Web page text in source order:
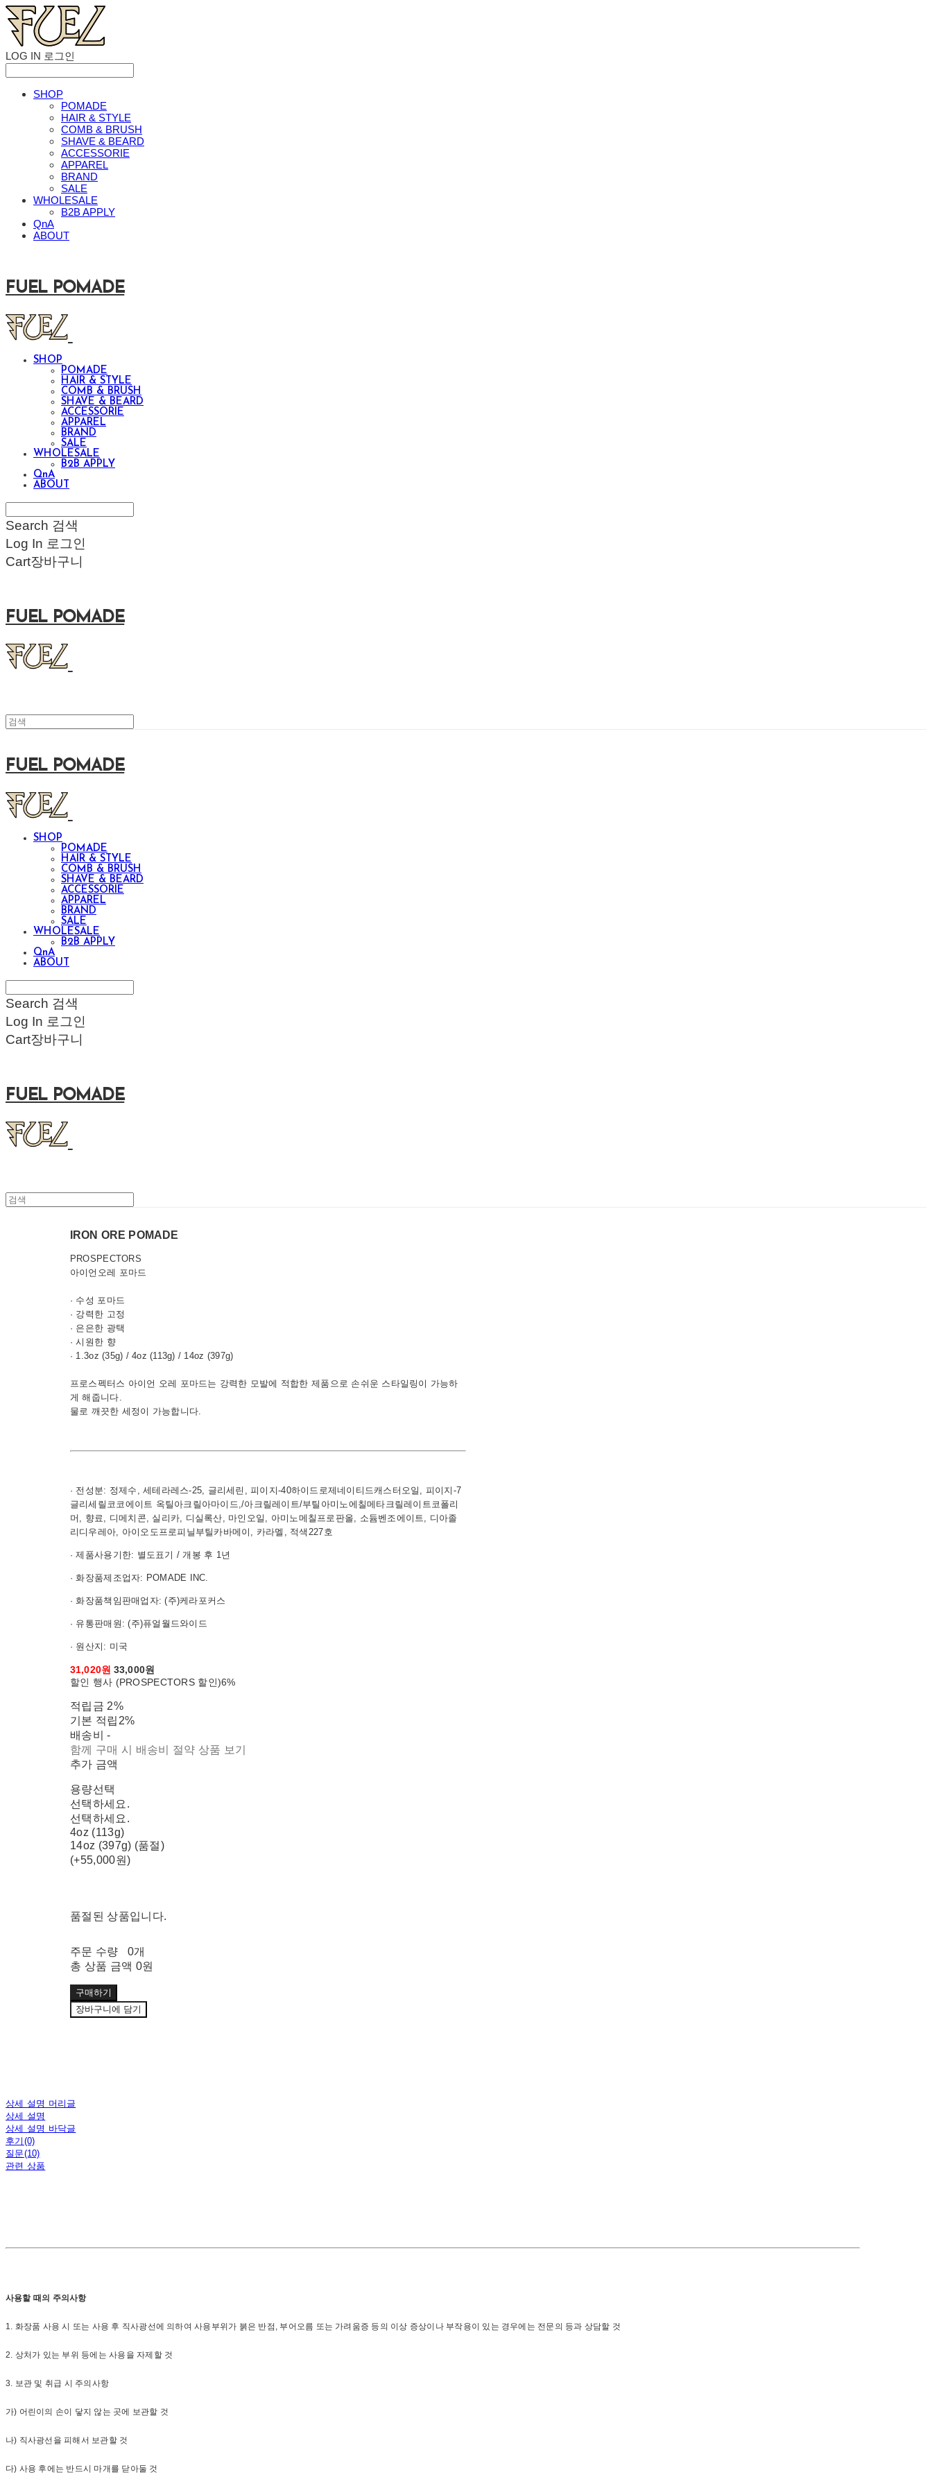
LOG IN 로그인
SHOP
POMADE
HAIR & STYLE
COMB & BRUSH
SHAVE & BEARD
ACCESSORIE
APPAREL
BRAND
SALE
WHOLESALE
B2B APPLY
QnA
ABOUT
FUEL POMADE
SHOP
POMADE
HAIR & STYLE
COMB & BRUSH
SHAVE & BEARD
ACCESSORIE
APPAREL
BRAND
SALE
WHOLESALE
B2B APPLY
QnA
ABOUT
Search 검색
Log In 로그인
Cart장바구니
FUEL POMADE
FUEL POMADE
SHOP
POMADE
HAIR & STYLE
COMB & BRUSH
SHAVE & BEARD
ACCESSORIE
APPAREL
BRAND
SALE
WHOLESALE
B2B APPLY
QnA
ABOUT
Search 검색
Log In 로그인
Cart장바구니
FUEL POMADE
IRON ORE POMADE
PROSPECTORS
아이언오레 포마드
· 수성 포마드
· 강력한 고정
· 은은한 광택
· 시원한 향
· 1.3oz (35g) / 4oz (113g) / 14oz (397g)
프로스펙터스 아이언 오레 포마드는 강력한 모발에 적합한 제품으로 손쉬운 스타일링이 가능하
게 해줍니다.
물로 깨끗한 세정이 가능합니다.
· 전성분: 정제수, 세테라레스-25, 글리세린, 피이지-40하이드로제네이티드캐스터오일, 피이지-7
글리세릴코코에이트 옥틸아크릴아마이드,/아크릴레이트/부틸아미노에칠메타크릴레이트코폴리
머, 향료, 디메치콘, 실리카, 디실록산, 마인오일, 아미노메칠프로판올, 소듐벤조에이트, 디아졸
리디우레아, 아이오도프로피닐부틸카바메이, 카라멜, 적색227호
· 제품사용기한: 별도표기 / 개봉 후 1년
· 화장품제조업자: POMADE INC.
· 화장품책임판매업자: (주)케라포커스
· 유통판매원: (주)퓨얼월드와이드
· 원산지: 미국
31,020원33,000원
할인 행사 (PROSPECTORS 할인)6%
적립금 2%
기본 적립 2%
배송비-
함께 구매 시 배송비 절약 상품 보기
추가 금액
용량선택
선택하세요.
선택하세요.
4oz (113g)
14oz (397g) (품절)
(+55,000원)
품절된 상품입니다.
주문 수량
0개
총 상품 금액 0원
구매하기
장바구니에 담기
상세 설명 머리글
상세 설명
상세 설명 바닥글
후기(0)
질문(10)
관련 상품
사용할 때의 주의사항
1. 화장품 사용 시 또는 사용 후 직사광선에 의하여 사용부위가 붉은 반점, 부어오름 또는 가려움증 등의 이상 증상이나 부작용이 있는 경우에는 전문의 등과 상담할 것
2. 상처가 있는 부위 등에는 사용을 자제할 것
3. 보관 및 취급 시 주의사항
가) 어린이의 손이 닿지 않는 곳에 보관할 것
나) 직사광선을 피해서 보관할 것
다) 사용 후에는 반드시 마개를 닫아둘 것